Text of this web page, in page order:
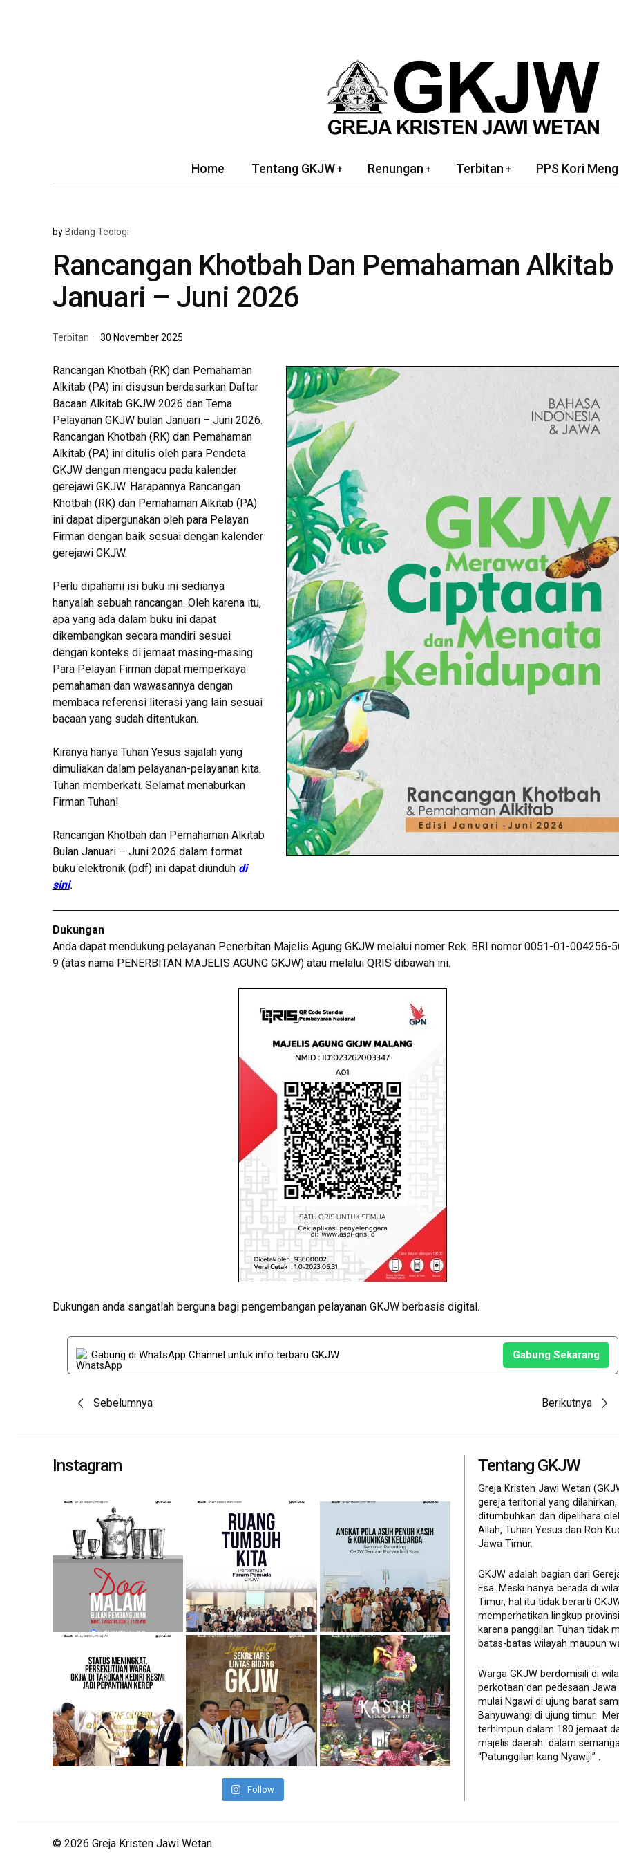
Home Tentang GKJW Renungan Terbitan PPS Kori
by Bidang Teologi
Rancangan Khotbah Dan Pemahaman Alkitab
Januari – Juni 2026
Terbitan 30 November 2025
Rancangan Khotbah (RK) dan Pemahaman
Alkitab (PA) ini disusun berdasarkan Daftar
Bacaan Alkitab GKJW 2026 dan Tema
Pelayanan GKJW bulan Januari – Juni 2026.
Rancangan Khotbah (RK) dan Pemahaman
Alkitab (PA) ini ditulis oleh para Pendeta
GKJW dengan mengacu pada kalender
gerejawi GKJW. Harapannya Rancangan
Khotbah (RK) dan Pemahaman Alkitab (PA)
ini dapat dipergunakan oleh para Pelayan
Firman dengan baik sesuai dengan kalender
gerejawi GKJW.
Perlu dipahami isi buku ini sedianya
hanyalah sebuah rancangan. Oleh karena itu,
apa yang ada dalam buku ini dapat
dikembangkan secara mandiri sesuai
dengan konteks di jemaat masing-masing.
Para Pelayan Firman dapat memperkaya
pemahaman dan wawasannya dengan
membaca referensi literasi yang lain sesuai
bacaan yang sudah ditentukan.
Kiranya hanya Tuhan Yesus sajalah yang
dimuliakan dalam pelayanan-pelayanan kita.
Tuhan memberkati. Selamat menaburkan
Firman Tuhan!
Rancangan Khotbah dan Pemahaman Alkitab
Bulan Januari – Juni 2026 dalam format
buku elektronik (pdf) ini dapat diunduh di
sini.
Dukungan
Anda dapat mendukung pelayanan Penerbitan Majelis Agung GKJW melalui nomer Rek. BRI nomor 0051-01-004256-
9 (atas nama PENERBITAN MAJELIS AGUNG GKJW) atau melalui QRIS dibawah ini.
Dukungan anda sangatlah berguna bagi pengembangan pelayanan GKJW berbasis digital.
Gabung di WhatsApp Channel untuk info terbaru GKJW Gabung Sekarang
Post
navigation
Sebelumnya Berikutnya
Instagram
Follow
Tentang GKJW
Greja Kristen Jawi Wetan
gereja teritorial yang dilahirkan,
ditumbuhkan dan dipelihara
Allah, Tuhan Yesus dan Roh
Jawa Timur.
GKJW adalah bagian dari
Esa. Meski hanya berada di
Timur, hal itu tidak berarti
memperhatikan lingkup
karena panggilan Tuhan tidak
batas-batas wilayah maupun
Warga GKJW berdomisili di
perkotaan dan pedesaan Jawa
mulai Ngawi di ujung barat
Banyuwangi di ujung timur.
terhimpun dalam 180 jemaat
majelis daerah dalam
“Patunggilan kang Nyawiji” .
© 2026 Greja Kristen Jawi Wetan